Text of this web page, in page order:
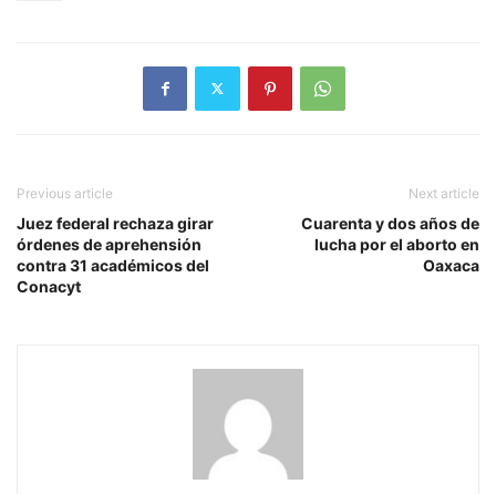
Previous article
Juez federal rechaza girar
órdenes de aprehensión
contra 31 académicos del
Conacyt
Next article
Cuarenta y dos años de
lucha por el aborto en
Oaxaca